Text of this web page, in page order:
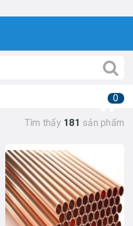
0
Tìm thấy 181 sản phẩm